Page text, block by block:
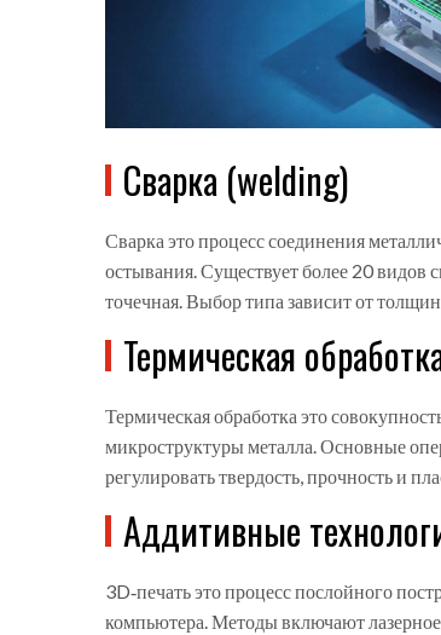
Сварка (welding)
Сварка это процесс соединения
остывания. Существует более 20 видов
точечная. Выбор типа зависит от
Термическая
Термическая обработка это
микроструктуры металла. Основные
регулировать твердость, прочность и
Аддитивные
3D‑печатьэто процесс послойного
компьютера. Методы включают